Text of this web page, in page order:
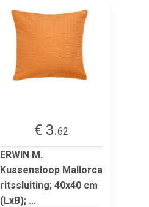
€ 3.62
ERWIN M.
Kussensloop Mallorca
ritssluiting; 40x40 cm
(LxB); ...